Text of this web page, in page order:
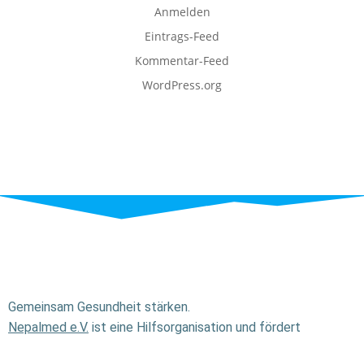
Anmelden
Eintrags-Feed
Kommentar-Feed
WordPress.org
Gemeinsam Gesundheit stärken.
Nepalmed e.V. ist eine Hilfsorganisation und fördert